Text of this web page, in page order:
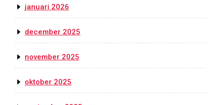
januari 2026
december 2025
november 2025
oktober 2025